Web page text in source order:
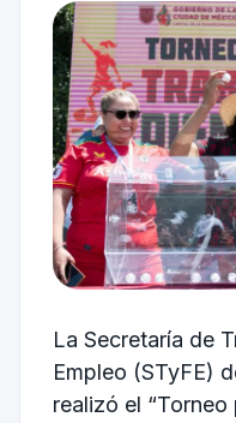
La Secretaría de
Empleo (STyFE)
realizó el